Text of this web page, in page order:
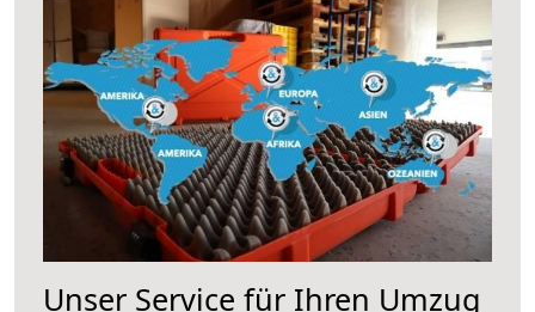
Unser Service für Ihren Umzug